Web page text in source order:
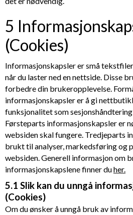
5
(Cookies)
Informasjonskapsler er små
når du laster ned en nettside. Disse
forbedre din brukeropplevelse.
informasjonskapsler er å gi
funksjonalitet som
Førsteparts informasjonskapsler er
websiden skal fungere. Tredjeparts
brukt til analyser, markedsføring og
websiden. Generell informasjon om
informasjonskapslene finner duher.
5.1 Slik kan du unngå
(Cookies)
Om du ønsker å unngå bruk av